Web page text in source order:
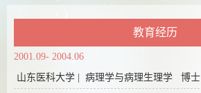
教育经历
2001.09- 2004.06
山东医科大学 | 病理学与病理生理学 博士